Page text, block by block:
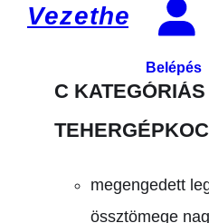
Belépés
Vezethető
C
megengedett
össztömege